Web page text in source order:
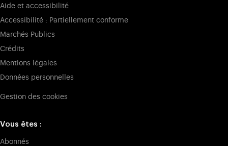
Aide et accessibilité
Accessibilité : Partiellement conforme
Marchés Publics
Crédits
Mentions légales
Données personnelles
Gestion des cookies
Vous êtes :
Abonnés